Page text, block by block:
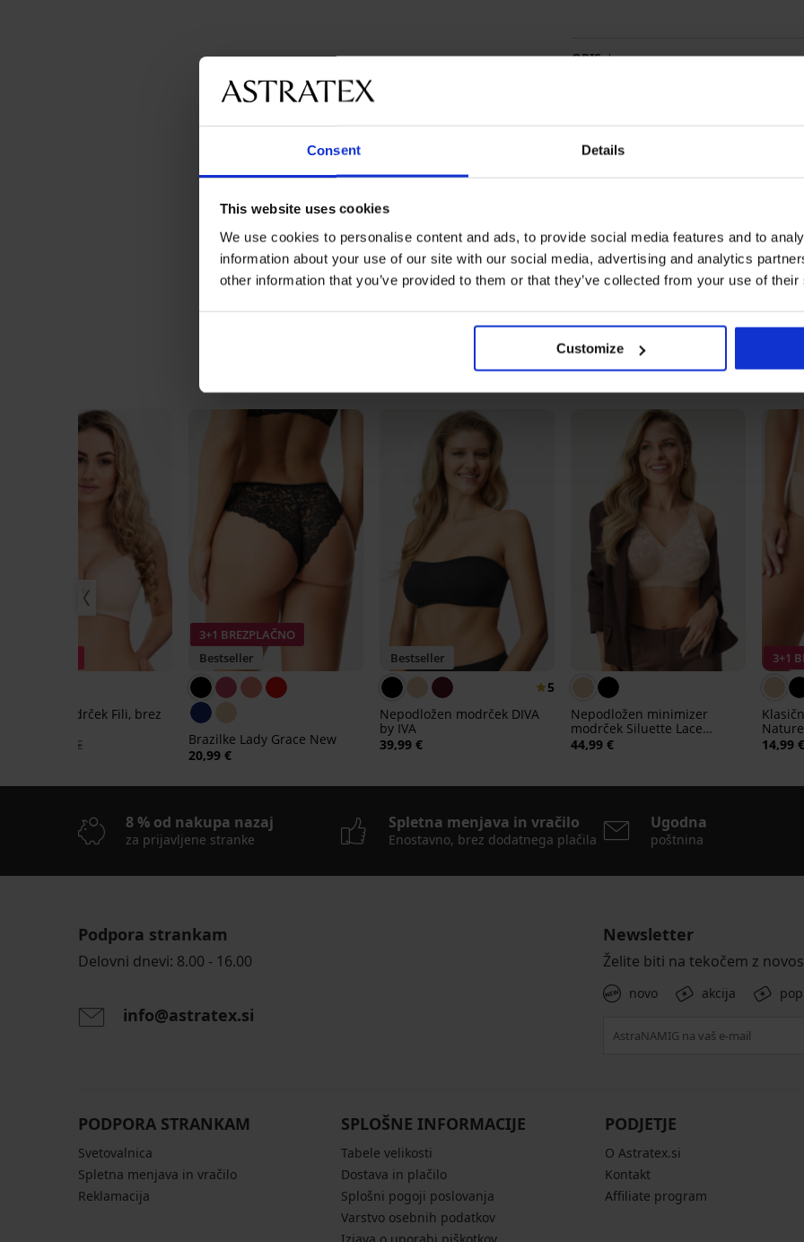
Consent Details
This website uses cookies
We use cookies to personalise content and ads, to provide social media features and to
information about your use of our site with our social media, advertising and analytics
other information that you’ve provided to them or that they’ve collected from your use of
Customize
OPIS
Odstranljive blazinice
Brez kosti
Material
50%
Koda postavke
Proizvajalec
modrček Fili, brez
32,99 €
3+1 BREZPLAČNO
Bestseller
Brazilke Lady Grace New
20,99 €
Bestseller
5
Nepodložen modrček DIVA
by IVA
39,99 €
Nepodložen minimizer
modrček Siluette Lace
Nature
44,99 €
3+1
Nature
14,99 €
8 % od nakupa nazaj
za prijavljene stranke
Spletna menjava in vračilo
Enostavno, brez dodatnega plačila
Ugodna
poštnina
Podpora strankam
Delovni dnevi: 8.00 - 16.00
info@astratex.si
Newsletter
Želite biti na tekočem z
novo akcija
PODPORA STRANKAM
Svetovalnica
Spletna menjava in vračilo
Reklamacija
SPLOŠNE INFORMACIJE
Tabele velikosti
Dostava in plačilo
Splošni pogoji poslovanja
Varstvo osebnih podatkov
PODJETJE
O Astratex.si
Kontakt
Affiliate program